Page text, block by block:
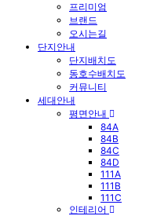
프리미엄
브랜드
오시는길
단지안내
단지배치도
동호수배치도
커뮤니티
세대안내
평면안내
84A
84B
84C
84D
111A
111B
111C
인테리어